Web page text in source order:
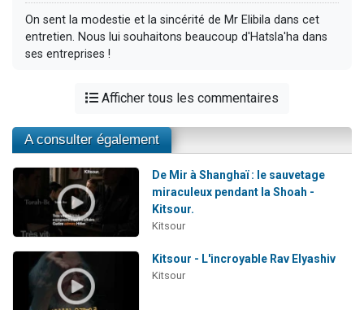
On sent la modestie et la sincérité de Mr Elibila dans cet
entretien. Nous lui souhaitons beaucoup d'Hatsla'ha dans
ses entreprises !
Afficher tous les commentaires
A consulter également
De Mir à Shanghaï : le sauvetage
miraculeux pendant la Shoah -
Kitsour.
Kitsour
Kitsour - L'incroyable Rav Elyashiv
Kitsour